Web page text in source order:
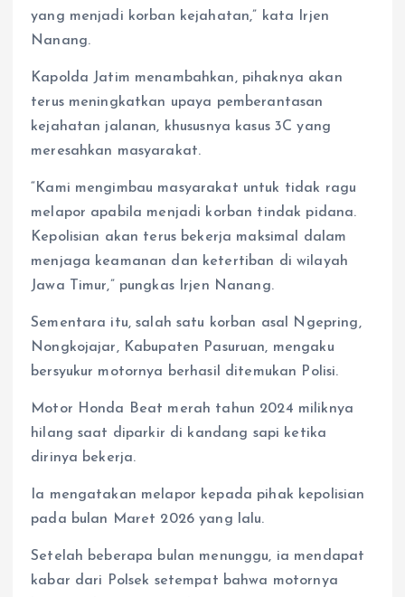
yang menjadi korban kejahatan,” kata Irjen
Nanang.
Kapolda Jatim menambahkan, pihaknya akan
terus meningkatkan upaya pemberantasan
kejahatan jalanan, khususnya kasus 3C yang
meresahkan masyarakat.
“Kami mengimbau masyarakat untuk tidak ragu
melapor apabila menjadi korban tindak pidana.
Kepolisian akan terus bekerja maksimal dalam
menjaga keamanan dan ketertiban di wilayah
Jawa Timur,” pungkas Irjen Nanang.
Sementara itu, salah satu korban asal Ngepring,
Nongkojajar, Kabupaten Pasuruan, mengaku
bersyukur motornya berhasil ditemukan Polisi.
Motor Honda Beat merah tahun 2024 miliknya
hilang saat diparkir di kandang sapi ketika
dirinya bekerja.
Ia mengatakan melapor kepada pihak kepolisian
pada bulan Maret 2026 yang lalu.
Setelah beberapa bulan menunggu, ia mendapat
kabar dari Polsek setempat bahwa motornya